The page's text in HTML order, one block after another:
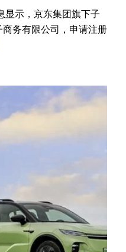
显示，京东集团旗下子
务有限公司，申请注册